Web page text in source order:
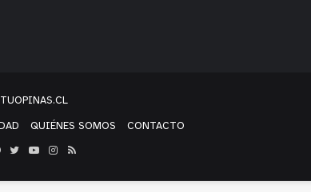
TUOPINAS.CL
QUIÉNES SOMOS CONTACTO